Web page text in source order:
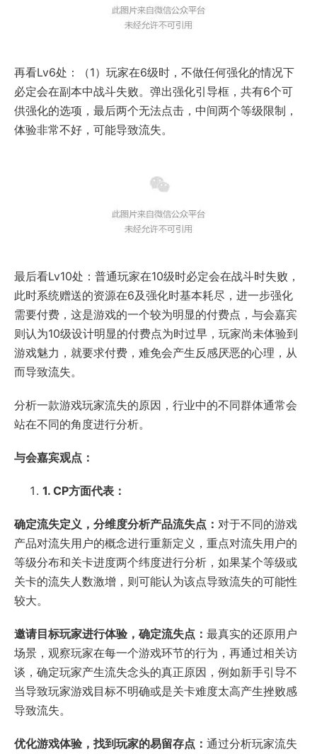
再看Lv6处：（1）玩家在6级时，不做任何强化的情况下
必定会在副本中战斗失败。弹出强化引导框，共有6个可
供强化的选项，最后两个无法点击，中间两个等级限制，
体验非常不好，可能导致流失。
最后看Lv10处：普通玩家在10级时必定会在战斗时失败，
此时系统赠送的资源在6及强化时基本耗尽，进一步强化
需要付费，这是游戏的一个较为明显的付费点，与会嘉宾
则认为10级设计明显的付费点为时过早，玩家尚未体验到
游戏魅力，就要求付费，难免会产生反感厌恶的心理，从
而导致流失。
分析一款游戏玩家流失的原因，行业中的不同群体通常会
站在不同的角度进行分析。
与会嘉宾观点：
1. CP方面代表：
确定流失定义，分维度分析产品流失点： 对于不同的游戏
产品对流失用户的概念进行重新定义，重点对流失用户的
等级分布和关卡进度两个纬度进行分析，如果某个等级或
关卡的流失人数激增，则可能认为该点导致流失的可能性
较大。
邀请目标玩家进行体验，确定流失点： 最真实的还原用户
场景，观察玩家在每一个游戏环节的行为，再通过相关访
谈，确定玩家产生流失念头的真正原因，例如新手引导不
当导致玩家游戏目标不明确或是关卡难度太高产生挫败感
导致流失。
优化游戏体验，找到玩家的易留存点： 通过分析玩家流失